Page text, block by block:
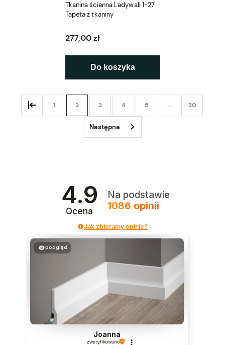
Tkanina ścienna Ladywall 1-27
Tapeta z tkaniny
277,00 zł
Do koszyka
1 2 3 4 5 ... 30
4.9
Ocena
Na podstawie
1086 opinii
Jak zbieramy opinie?
podgląd
Joanna
zweryfikowano